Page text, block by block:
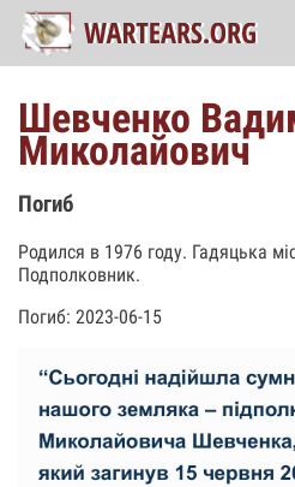
Шевченко
Миколайович
Погиб
Родился в 1976 году. Гадяцька
Подполковник.
Погиб: 2023-06-15